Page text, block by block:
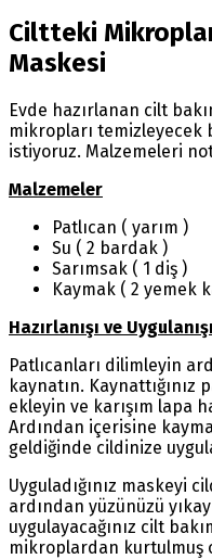
Ciltteki
Maskesi
Evde hazırlanan cilt
mikropları temizleyecek
istiyoruz. Malzemeleri
Malzemeler
Patlıcan ( yarım )
Su ( 2 bardak )
Sarımsak ( 1 diş )
Kaymak ( 2 yemek
Hazırlanışı ve Uygulanışı
Patlıcanları dilimleyin
kaynatın. Kaynattığınız
ekleyin ve karışım lapa
Ardından içerisine
geldiğinde cildinize
Uyguladığınız maskeyi
ardından yüzünüzü
uygulayacağınız cilt
mikroplardan kurtulmuş